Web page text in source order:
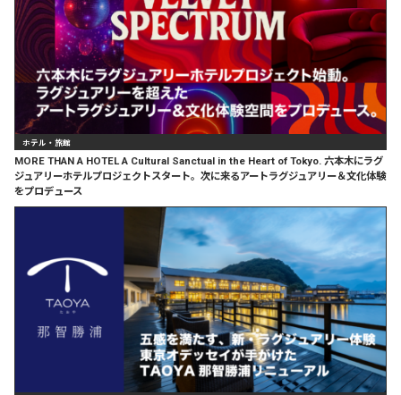
ホテル・旅館
MORE THAN A HOTEL A Cultural Sanctual in the Heart of Tokyo. 六本木にラグ
ジュアリーホテルプロジェクトスタート。次に来るアートラグジュアリー＆文化体験
をプロデュース